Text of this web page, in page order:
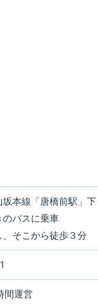
本線「唐橋前駅」下
バスに乗車
そこから徒歩３分
間運営